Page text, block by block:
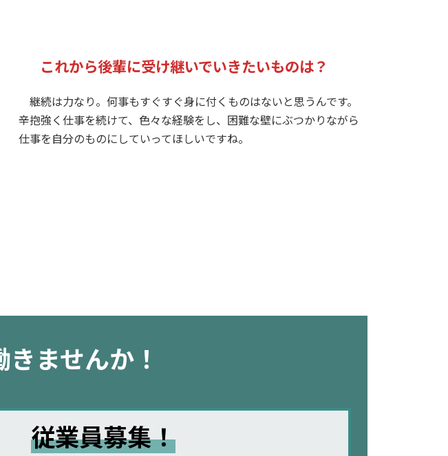
これから後輩に受け継いでいきたいものは？
継続は力なり。何事もすぐすぐ身に付くものはないと思うんです。
辛抱強く仕事を続けて、色々な経験をし、困難な壁にぶつかりながら
仕事を自分のものにしていってほしいですね。
ませんか！
従業員募集！